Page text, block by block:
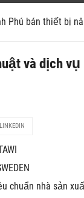
Phú bán thiết bị
và dịch
LINKEDIN
chuẩn nhà sản